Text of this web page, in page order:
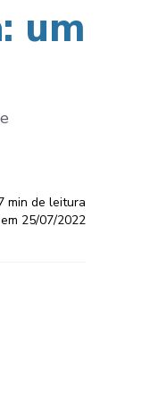
um
min de leitura
25/07/2022